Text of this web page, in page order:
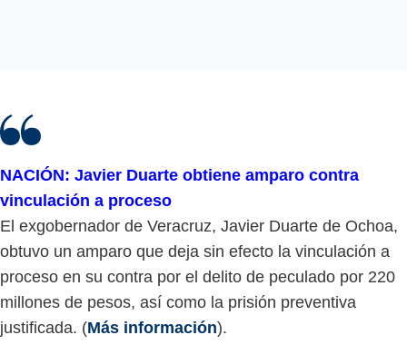
NACIÓN: Javier Duarte obtiene amparo contra
vinculación a proceso
El exgobernador de Veracruz, Javier Duarte de Ochoa,
obtuvo un amparo que deja sin efecto la vinculación a
proceso en su contra por el delito de peculado por 220
millones de pesos, así como la prisión preventiva
justificada. (Más información).